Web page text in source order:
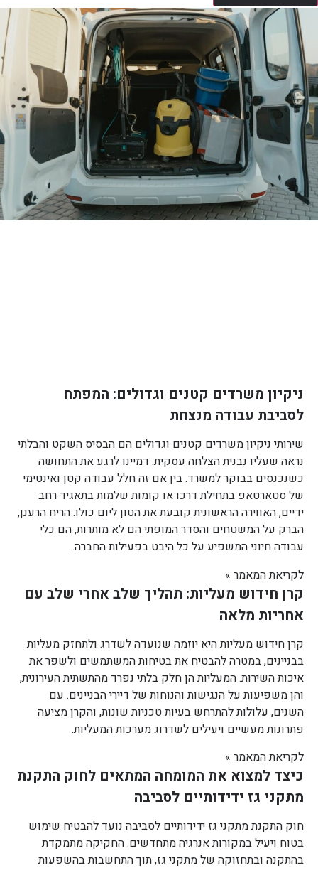
ניקיון משרדים קטנים וגדולים: המפתח
לסביבת עבודה מנצחת
שירותי ניקיון משרדים קטנים וגדולים הם הבסיס השקט והבלתי
נראה שעליו נבנית הצלחה עסקית. דמיינו לרגע את התחושה
כשנכנסים בבוקר למשרד. בין אם זה חלל עבודה קטן ואינטימי
של סטארטאפ בתחילת דרכו או קומות שלמות בתאגיד רחב
ידיים, האווירה הראשונית קובעת את הטון ליום כולו. הריח הרענן,
הברק על המשטחים והסדר המופתי הם לא מותרות, הם כלי
עבודה חיוני המשפיע על כל היבט בפעילות החברה.
לקריאת המאמר »
קרן חידוש מעליות: תהליך שלב אחרי שלב עם
אחריות מלאה
קרן חידוש מעליות היא יוזמה שנועדה לשדרג ולתחזק מעליות
בבניינים, במטרה להבטיח את בטיחות המשתמשים ולשפר את
איכות השירות. המעליות הן חלק בלתי נפרד מהתשתית העירונית,
והן משפיעות על הנגישות והנוחות של דיירי הבניינים. עם
השנים, עלולות להתרחש בעיות טכניות שונות, והקרן מציעה
פתרונות מעשיים ויעילים לשדרוג מערכות המעליות.
לקריאת המאמר »
כיצד למצוא את המומחה המתאים לחוק התקנת
מתקני גז ידידותיים לסביבה
חוק התקנת מתקני גז ידידותיים לסביבה נועד להבטיח שימוש
בטוח ויעיל במקורות אנרגיה מתחדשים. החקיקה מתמקדת
בהתקנה ובתחזוקה של מתקני גז, תוך התחשבות בהשפעות